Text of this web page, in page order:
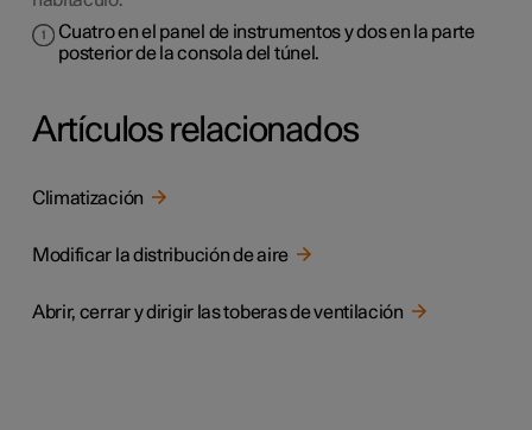
Cuatro en el panel de instrumentos y dos en la parte
posterior de la consola del túnel.
Artículos relacionados
Climatización
Modificar la distribución de aire
Abrir, cerrar y dirigir las toberas de ventilación